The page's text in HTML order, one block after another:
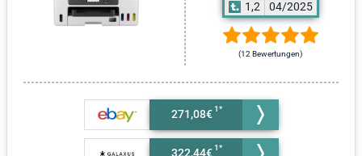
271,08€
322,44€
1,2 04/2025
(12 Bewertungen)